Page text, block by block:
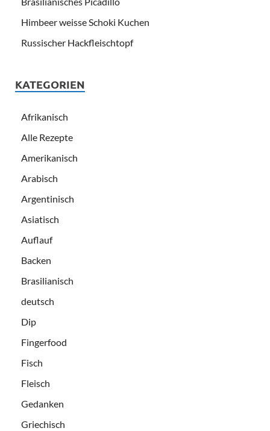
Himbeer weisse Schoki Kuchen
Russischer Hackfleischtopf
KATEGORIEN
Afrikanisch
Alle Rezepte
Amerikanisch
Arabisch
Argentinisch
Asiatisch
Auflauf
Backen
Brasilianisch
deutsch
Dip
Fingerfood
Fisch
Fleisch
Gedanken
Griechisch